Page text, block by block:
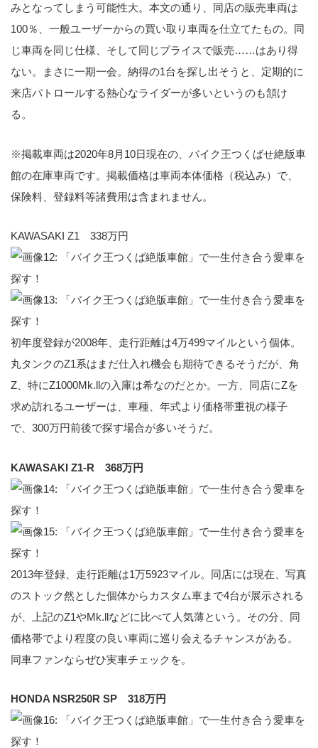
みとなってしまう可能性大。本文の通り、同店の販売車両は
100％、一般ユーザーからの買い取り車両を仕立てたもの。同
じ車両を同じ仕様、そして同じプライスで販売……はあり得
ない。まさに一期一会。納得の1台を探し出そうと、定期的に
来店パトロールする熱心なライダーが多いというのも頷け
る。
※掲載車両は2020年8月10日現在の、バイク王つくばせ絶版車
館の在庫車両です。掲載価格は車両本体価格（税込み）で、
保険料、登録料等諸費用は含まれません。
KAWASAKI Z1 338万円
初年度登録が2008年、走行距離は4万499マイルという個体。
丸タンクのZ1系はまだ仕入れ機会も期待できるそうだが、角
Z、特にZ1000Mk.llの入庫は希なのだとか。一方、同店にZを
求め訪れるユーザーは、車種、年式より価格帯重視の様子
で、300万円前後で探す場合が多いそうだ。
KAWASAKI Z1-R 368万円
2013年登録、走行距離は1万5923マイル。同店には現在、写真
のストック然とした個体からカスタム車まで4台が展示される
が、上記のZ1やMk.llなどに比べて人気薄という。その分、同
価格帯でより程度の良い車両に巡り会えるチャンスがある。
同車ファンならぜひ実車チェックを。
HONDA NSR250R SP 318万円